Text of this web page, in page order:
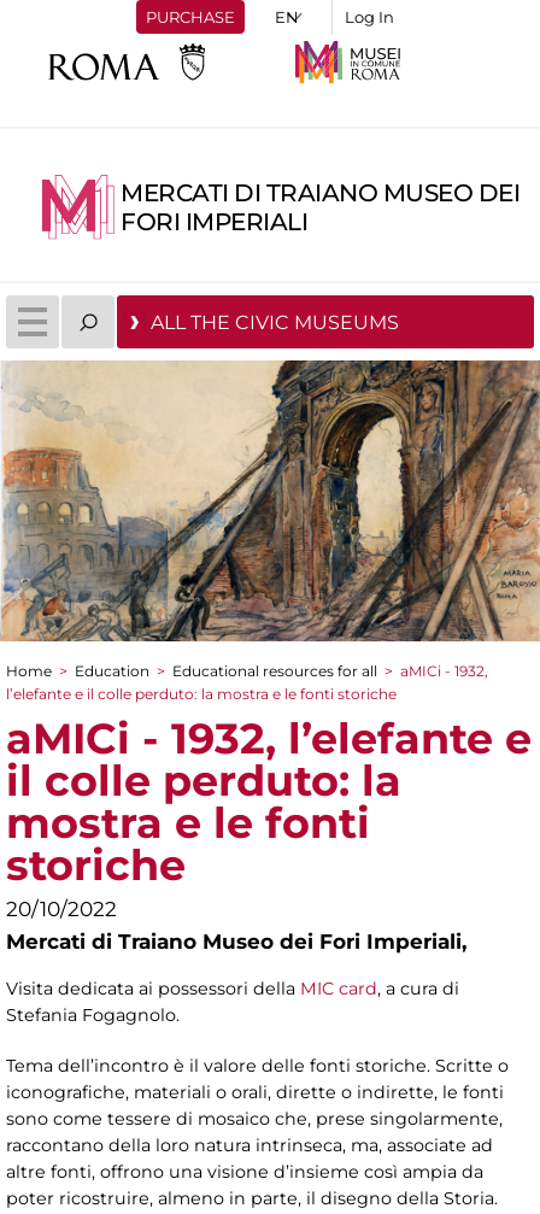
PURCHASE Log In
MERCATI DI TRAIANO MUSEO DEI
FORI IMPERIALI
ALL THE CIVIC MUSEUMS
You are here
Home > Education > Educational resources for all > aMICi - 1932,
l’elefante e il colle perduto: la mostra e le fonti storiche
aMICi - 1932, l’elefante e
il colle perduto: la
mostra e le fonti
storiche
20/10/2022
Mercati di Traiano Museo dei Fori Imperiali,
Visita dedicata ai possessori della MIC card, a cura di
Stefania Fogagnolo.
Tema dell’incontro è il valore delle fonti storiche. Scritte o
iconografiche, materiali o orali, dirette o indirette, le fonti
sono come tessere di mosaico che, prese singolarmente,
raccontano della loro natura intrinseca, ma, associate ad
altre fonti, offrono una visione d’insieme così ampia da
poter ricostruire, almeno in parte, il disegno della Storia.